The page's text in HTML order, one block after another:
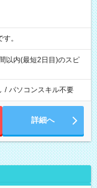
す。
以内(最短2日目)のスピ
/ パソコンスキル不要
詳細へ